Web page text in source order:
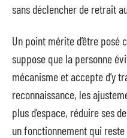
sans déclencher de retrait
Un point mérite d’être
suppose que la personne
mécanisme et accepte d’y
reconnaissance, les
plus d’espace, réduire ses
un fonctionnement qui